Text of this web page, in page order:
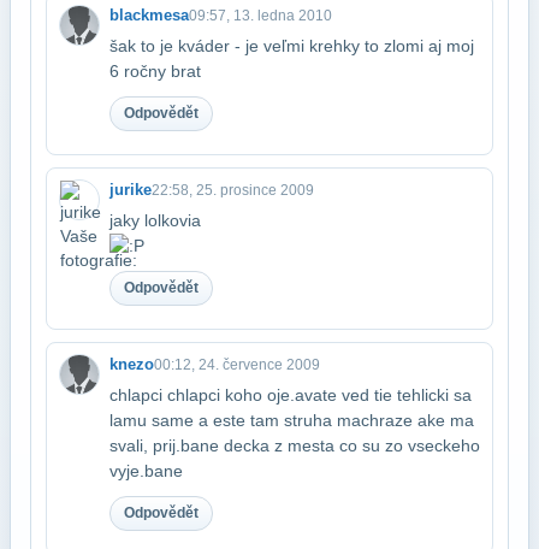
blackmesa09:57, 13. ledna 2010
šak to je kváder - je veľmi krehky to zlomi aj moj
6 ročny brat
Odpovědět
jurike22:58, 25. prosince 2009
jaky lolkovia
Odpovědět
knezo00:12, 24. července 2009
chlapci chlapci koho oje.avate ved tie tehlicki sa
lamu same a este tam struha machra​ze ake ma
svali, prij.bane decka z mesta co su zo vseckeho
vyje.bane
Odpovědět